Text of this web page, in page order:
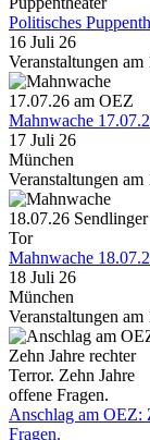
Politisches
16 Juli 26
Veranstaltungen
Mahnwache
17 Juli 26
München
Veranstaltungen
Mahnwache
18 Juli 26
München
Veranstaltungen
Anschlag am OEZ:
Fragen.